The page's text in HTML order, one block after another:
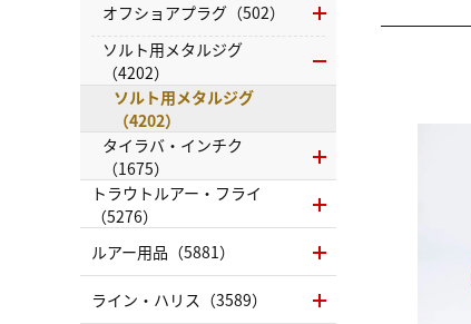
オフショアプラグ（502）
ソルト用メタルジグ
（4202）
ソルト用メタルジグ
（4202）
タイラバ・インチク
（1675）
トラウトルアー・フライ
（5276）
ルアー用品（5881）
ライン・ハリス（3589）